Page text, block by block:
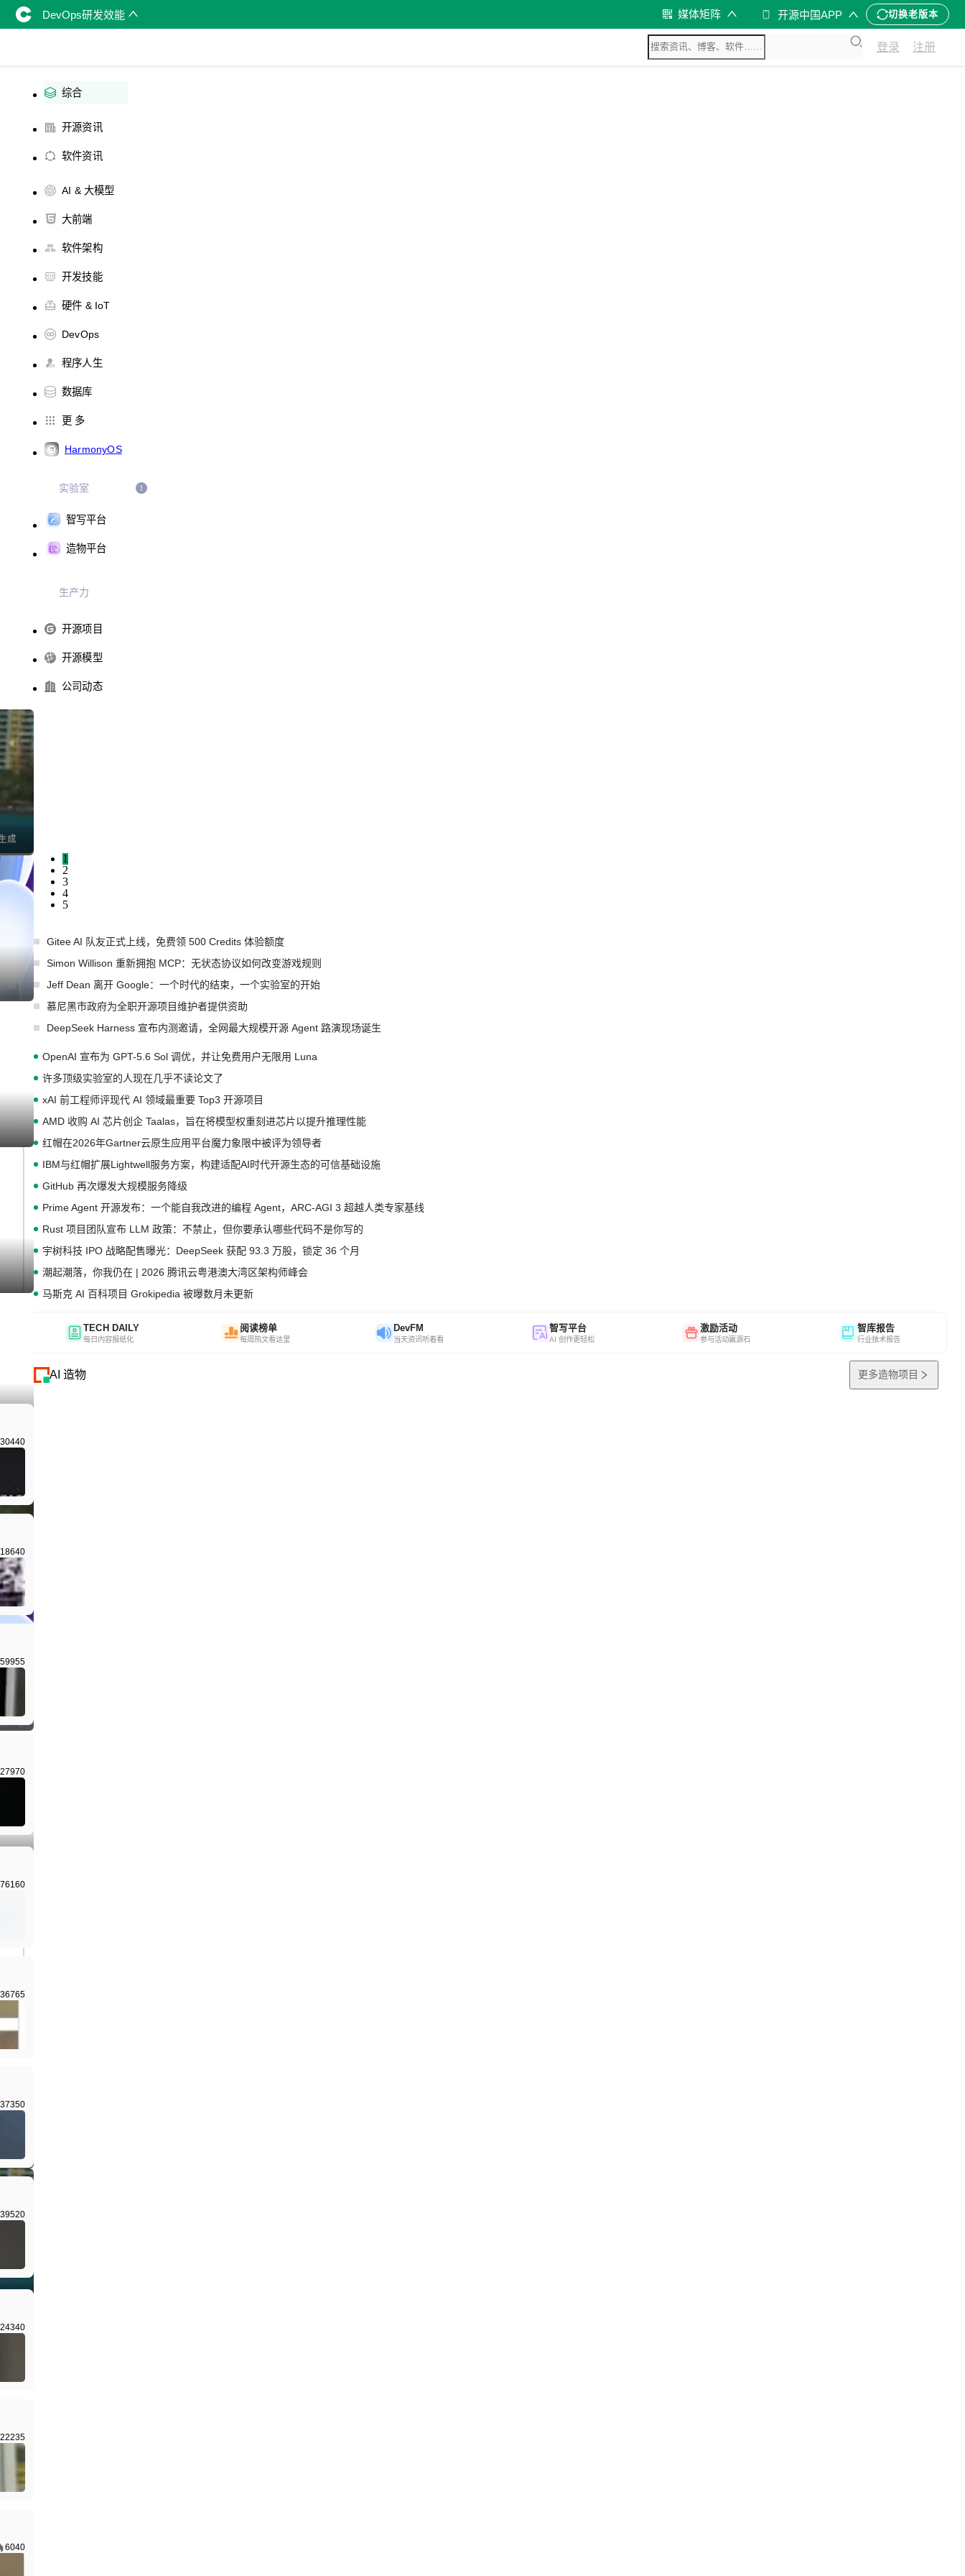
DevOps研发效能 媒体矩阵 开源中国APP 切换老版本
登录 注册
综合
开源资讯
软件资讯
AI & 大模型
大前端
软件架构
开发技能
硬件 & IoT
DevOps
程序人生
数据库
更 多
HarmonyOS
实验室
智写平台
造物平台
生产力
开源项目
开源模型
公司动态
成
成
成
成
1
2
3
4
5
Gitee AI 队友正式上线，免费领 500 Credits 体验额度
Simon Willison 重新拥抱 MCP：无状态协议如何改变游戏规则
Jeff Dean 离开 Google：一个时代的结束，一个实验室的开始
慕尼黑市政府为全职开源项目维护者提供资助
DeepSeek Harness 宣布内测邀请，全网最大规模开源 Agent 路演现场诞生
OpenAI 宣布为 GPT-5.6 Sol 调优，并让免费用户无限用 Luna
许多顶级实验室的人现在几乎不读论文了
xAI 前工程师评现代 AI 领域最重要 Top3 开源项目
AMD 收购 AI 芯片创企 Taalas，旨在将模型权重刻进芯片以提升推理性能
红帽在2026年Gartner云原生应用平台魔力象限中被评为领导者
IBM与红帽扩展Lightwell服务方案，构建适配AI时代开源生态的可信基础设施
GitHub 再次爆发大规模服务降级
Prime Agent 开源发布：一个能自我改进的编程 Agent，ARC-AGI 3 超越人类专家基线
Rust 项目团队宣布 LLM 政策：不禁止，但你要承认哪些代码不是你写的
宇树科技 IPO 战略配售曝光：DeepSeek 获配 93.3 万股，锁定 36 个月
潮起潮落，你我仍在 | 2026 腾讯云粤港澳大湾区架构师峰会
马斯克 AI 百科项目 Grokipedia 被曝数月未更新
TECH DAILY
每日内容报纸化
阅读榜单
每周热文看这里
DevFM
当天资讯听着看
智写平台
AI 创作更轻松
激励活动
参与活动赢源石
智库报告
行业技术报告
AI 造物 更多造物项目
30440
18640
59955
27970
76160
36765
37350
39520
24340
22235
6040